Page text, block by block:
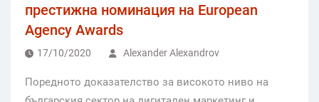
престижна номинация на European
Agency Awards
17/10/2020 Alexander Alexandrov
Поредното доказателство за високото ниво на